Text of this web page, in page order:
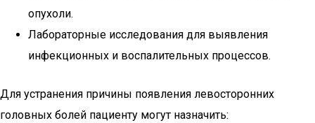
опухоли.
Лабораторные исследования для выявления
инфекционных и воспалительных процессов.
Для устранения причины появления левосторонних
головных болей пациенту могут назначить: